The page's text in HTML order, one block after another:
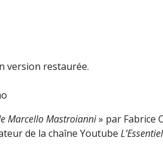
version restaurée.
Marcello Mastroianni» par Fabrice
de la chaîne Youtube